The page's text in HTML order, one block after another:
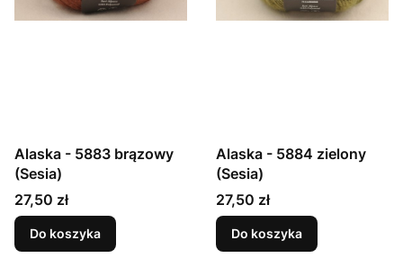
Alaska - 5883 brązowy
(Sesia)
Cena
27,50 zł
Do koszyka
Alaska - 5884 zielony
(Sesia)
Cena
27,50 zł
Do koszyka